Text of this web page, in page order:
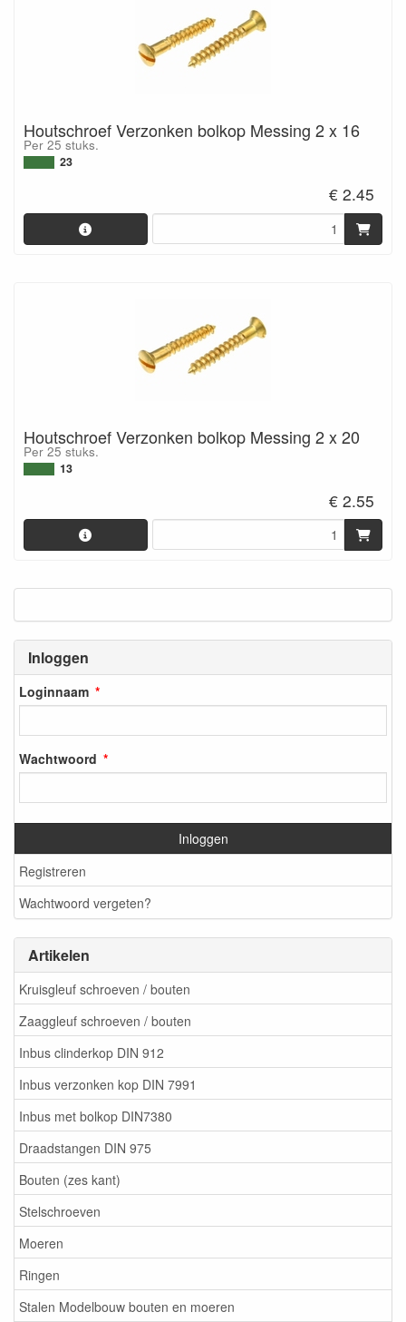
Inloggen
Loginnaam
Wachtwoord
Inloggen
Registreren
Wachtwoord vergeten?
Artikelen
Kruisgleuf schroeven / bouten
Zaaggleuf schroeven / bouten
Inbus clinderkop DIN 912
Inbus verzonken kop DIN 7991
Inbus met bolkop DIN7380
Draadstangen DIN 975
Bouten (zes kant)
Stelschroeven
Moeren
Ringen
Stalen Modelbouw bouten en moeren
Houtschroef Verzonken bolkop Messing 2 x 16
Per 25 stuks.
23
€ 2.45
Houtschroef Verzonken bolkop Messing 2 x 20
Per 25 stuks.
13
€ 2.55